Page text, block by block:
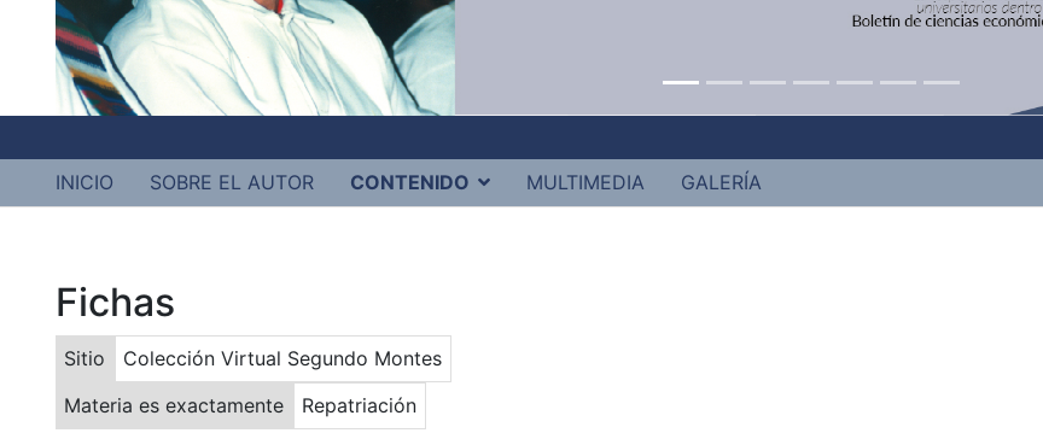
INICIO SOBRE EL AUTOR CONTENIDO MULTIMEDIA GALERÍA
Fichas
Sitio
Colección Virtual Segundo Montes
Materia es exactamente
Repatriación